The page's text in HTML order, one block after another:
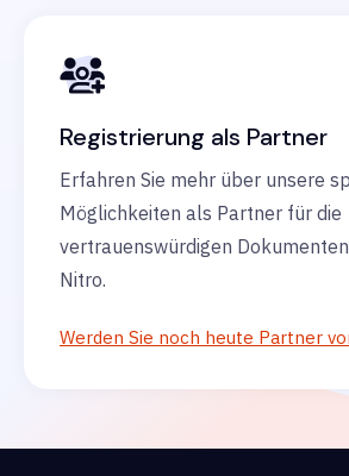
Registrierung als Partner
Erfahren Sie mehr über unsere
Möglichkeiten als Partner für die
vertrauenswürdigen
Nitro.
Werden Sie noch heute Partner